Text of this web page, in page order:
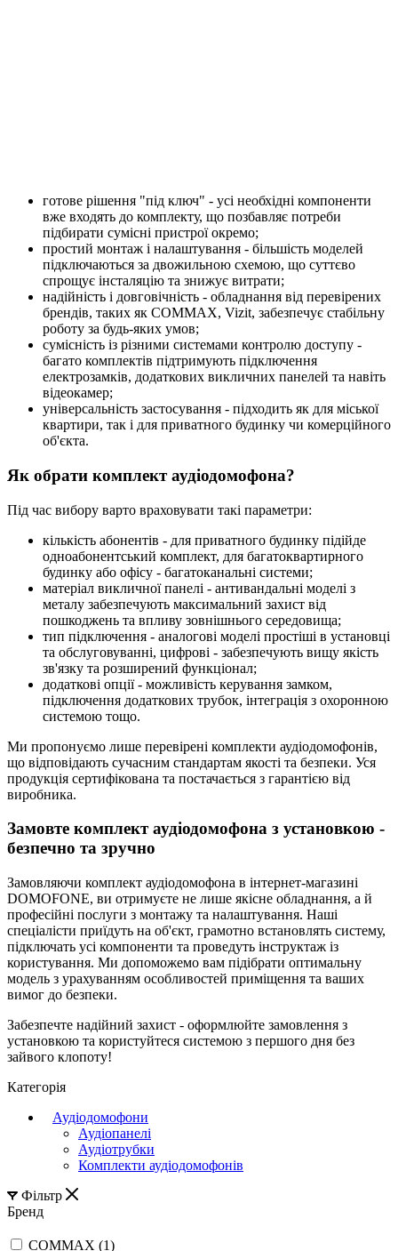
готове рішення "під ключ" - усі необхідні компоненти
вже входять до комплекту, що позбавляє потреби
підбирати сумісні пристрої окремо;
простий монтаж і налаштування - більшість моделей
підключаються за двожильною схемою, що суттєво
спрощує інсталяцію та знижує витрати;
надійність і довговічність - обладнання від перевірених
брендів, таких як COMMAX, Vizit, забезпечує стабільну
роботу за будь-яких умов;
сумісність із різними системами контролю доступу -
багато комплектів підтримують підключення
електрозамків, додаткових викличних панелей та навіть
відеокамер;
універсальність застосування - підходить як для міської
квартири, так і для приватного будинку чи комерційного
об'єкта.
Як обрати комплект аудіодомофона?
Під час вибору варто враховувати такі параметри:
кількість абонентів - для приватного будинку підійде
одноабонентський комплект, для багатоквартирного
будинку або офісу - багатоканальні системи;
матеріал викличної панелі - антивандальні моделі з
металу забезпечують максимальний захист від
пошкоджень та впливу зовнішнього середовища;
тип підключення - аналогові моделі простіші в установці
та обслуговуванні, цифрові - забезпечують вищу якість
зв'язку та розширений функціонал;
додаткові опції - можливість керування замком,
підключення додаткових трубок, інтеграція з охоронною
системою тощо.
Ми пропонуємо лише перевірені комплекти аудіодомофонів,
що відповідають сучасним стандартам якості та безпеки. Уся
продукція сертифікована та постачається з гарантією від
виробника.
Замовте комплект аудіодомофона з установкою -
безпечно та зручно
Замовляючи комплект аудіодомофона в інтернет-магазині
DOMOFONE, ви отримуєте не лише якісне обладнання, а й
професійні послуги з монтажу та налаштування. Наші
спеціалісти приїдуть на об'єкт, грамотно встановлять систему,
підключать усі компоненти та проведуть інструктаж із
користування. Ми допоможемо вам підібрати оптимальну
модель з урахуванням особливостей приміщення та ваших
вимог до безпеки.
Забезпечте надійний захист - оформлюйте замовлення з
установкою та користуйтеся системою з першого дня без
зайвого клопоту!
Категорія
Аудіодомофони
Аудіопанелі
Аудіотрубки
Комплекти аудіодомофонів
Фільтр
Бренд
COMMAX (1)